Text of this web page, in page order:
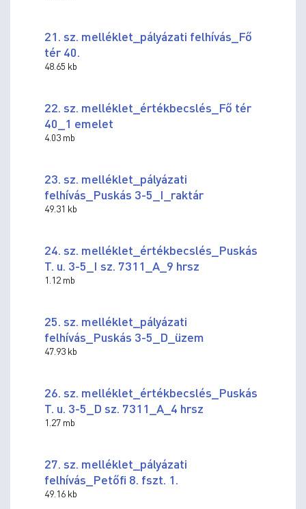
21. sz. melléklet_pályázati felhívás_Fő
tér 40.
48.65 kb
22. sz. melléklet_értékbecslés_Fő tér
40_1 emelet
4.03 mb
23. sz. melléklet_pályázati
felhívás_Puskás 3-5_I_raktár
49.31 kb
24. sz. melléklet_értékbecslés_Puskás
T. u. 3-5_I sz. 7311_A_9 hrsz
1.12 mb
25. sz. melléklet_pályázati
felhívás_Puskás 3-5_D_üzem
47.93 kb
26. sz. melléklet_értékbecslés_Puskás
T. u. 3-5_D sz. 7311_A_4 hrsz
1.27 mb
27. sz. melléklet_pályázati
felhívás_Petőfi 8. fszt. 1.
49.16 kb